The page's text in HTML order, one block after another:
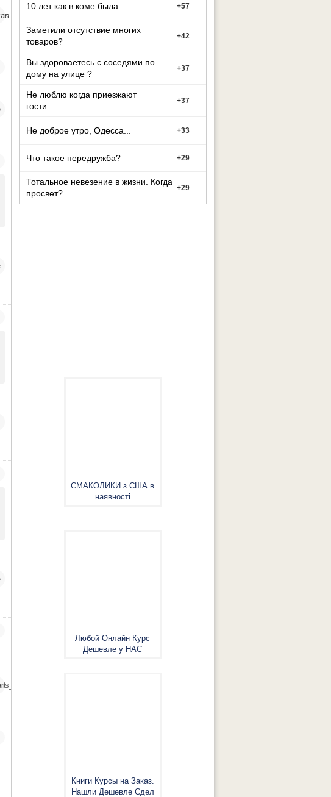
10 лет как в коме была +57
Заметили отсутствие многих
товаров?
+42
Вы здороваетесь с соседями по
дому на улице ?
+37
Не люблю когда приезжают
гости
+37
Не доброе утро, Одесса... +33
Что такое передружба? +29
Тотальное невезение в жизни. Когда
просвет?
+29
СМАКОЛИКИ з США в
наявності
Любой Онлайн Курс
Дешевле у НАС
Книги Курсы на Заказ.
Нашли Дешевле Сдел